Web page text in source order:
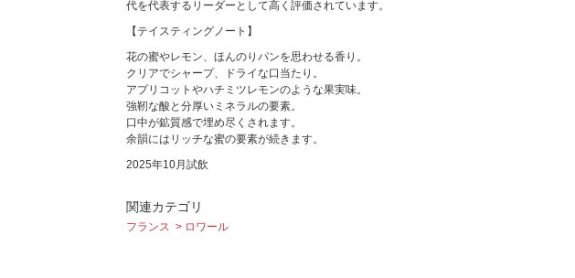
代を代表するリーダーとして高く評価されています。
【テイスティングノート】
花の蜜やレモン、ほんのりパンを思わせる香り。
クリアでシャープ、ドライな口当たり。
アプリコットやハチミツレモンのような果実味。
強靭な酸と分厚いミネラルの要素。
口中が鉱質感で埋め尽くされます。
余韻にはリッチな蜜の要素が続きます。
2025年10月試飲
関連カテゴリ
フランス ロワール